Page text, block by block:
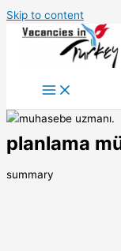
Skip to content
planlama
summary